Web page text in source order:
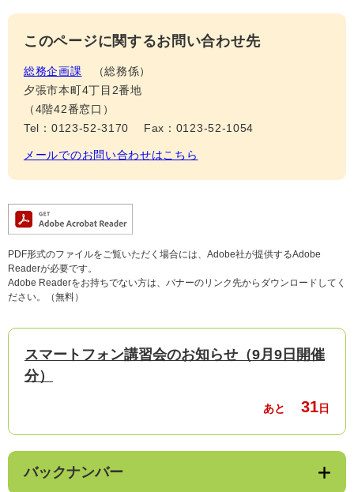
このページに関するお問い合わせ先
総務企画課
総務係
夕張市本町4丁目2番地
（4階42番窓口）
Tel：0123-52-3170
Fax：0123-52-1054
メールでのお問い合わせはこちら
PDF形式のファイルをご覧いただく場合には、Adobe社が提供するAdobe
Readerが必要です。
Adobe Readerをお持ちでない方は、バナーのリンク先からダウンロードしてく
ださい。（無料）
スマートフォン講習会のお知らせ（9月9日開催
分）
あと 31日
バックナンバー